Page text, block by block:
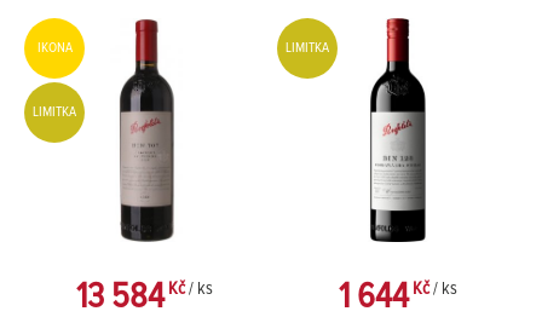
IKONA
LIMITKA
13 584 Kč / ks
LIMITKA
1 644 Kč / ks